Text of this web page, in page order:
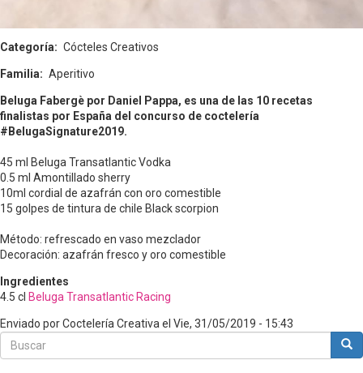
Categoría Cócteles Creativos
Familia Aperitivo
Beluga Fabergè por Daniel Pappa, es una de las 10 recetas
finalistas por España del concurso de coctelería
#BelugaSignature2019.
45 ml Beluga Transatlantic Vodka
0.5 ml Amontillado sherry
10ml cordial de azafrán con oro comestible
15 golpes de tintura de chile Black scorpion
Método: refrescado en vaso mezclador
Decoración: azafrán fresco y oro comestible
Ingredientes
4.5 cl Beluga Transatlantic Racing
Enviado porCoctelería Creativael Vie, 31/05/2019 - 15:43
Buscar
Buscar